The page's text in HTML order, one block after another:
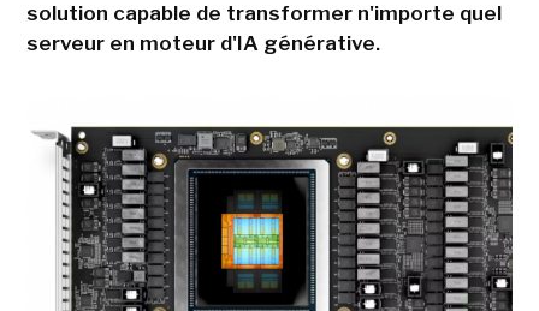
solution capable de transformer n'importe quel
serveur en moteur d'IA générative.